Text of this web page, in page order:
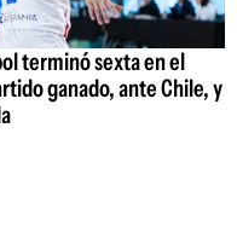
terminó sexta en el
ganado, ante Chile, y